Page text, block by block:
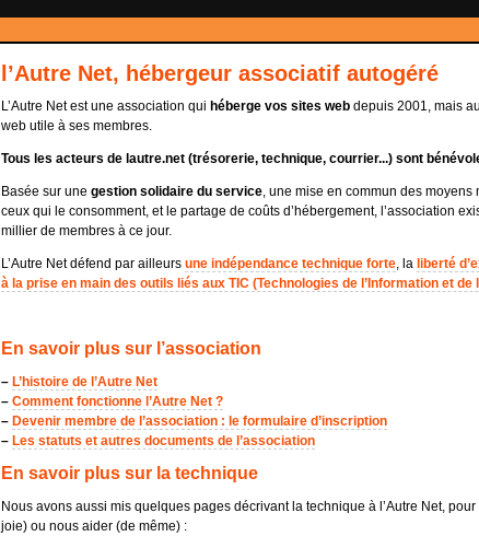
l’Autre Net, hébergeur associatif autogéré
L’Autre Net est une association qui héberge vos sites web depuis 2001, mais
web utile à ses membres.
Tous les acteurs de lautre.net (trésorerie, technique, courrier...) sont
Basée sur une gestion solidaire du service, une mise en commun des moyens
ceux qui le consomment, et le partage de coûts d’hébergement, l’association
millier de membres à ce jour.
L’Autre Net défend par ailleurs une indépendance technique forte, la liberté
à la prise en main des outils liés aux TIC (Technologies de l’Information et
En savoir plus sur l’association
– L’histoire de l’Autre Net
– Comment fonctionne l’Autre Net ?
– Devenir membre de l’association : le formulaire d’inscription
– Les statuts et autres documents de l’association
En savoir plus sur la technique
Nous avons aussi mis quelques pages décrivant la technique à l’Autre Net,
joie) ou nous aider (de même) :